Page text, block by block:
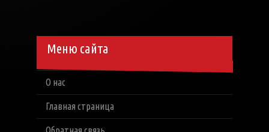
Меню сайта
О нас
Главная страница